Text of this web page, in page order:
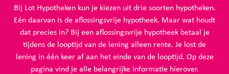
Bij Lot Hypotheken kun je kiezen uit drie soorten hypotheken.
Eén daarvan is de aflossingsvrije hypotheek. Maar wat houdt
dat precies in? Bij een aflossingsvrije hypotheek betaal je
tijdens de looptijd van de lening alleen rente. Je lost de
lening in één keer af aan het einde van de looptijd. Op deze
pagina vind je alle belangrijke informatie hierover.